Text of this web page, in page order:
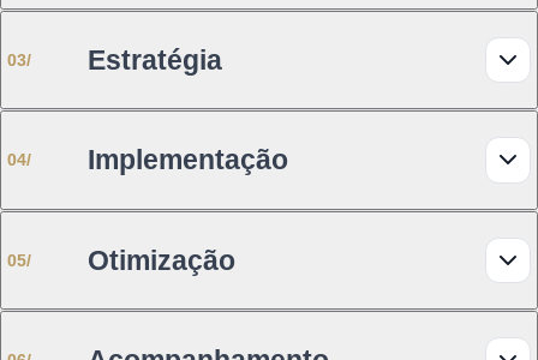
Vendas Leads Performance
03/ Estratégia
04/ Implementação
05/ Otimização